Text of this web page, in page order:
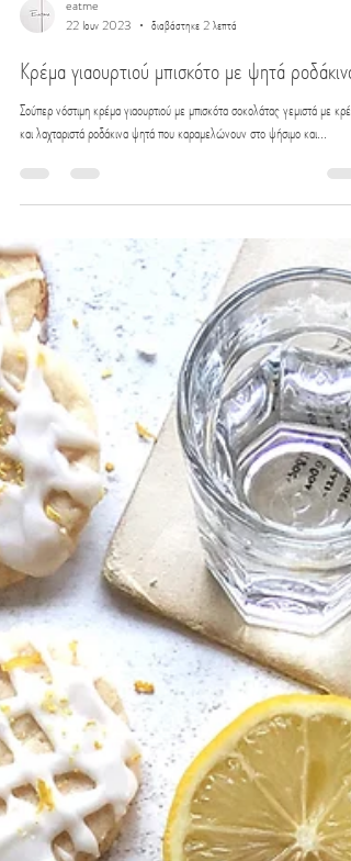
22 Ιουν 2023
διαβάστηκε 2 λεπτά
Κρέμα γιαουρτιού μπισκότο με ψητά ροδάκινα
Σούπερ νόστιμη κρέμα γιαουρτιού με μπισκότα σοκολάτας γεμιστά με κρέμα
και λαχταριστά ροδάκινα ψητά που καραμελώνουν στο ψήσιμο και...